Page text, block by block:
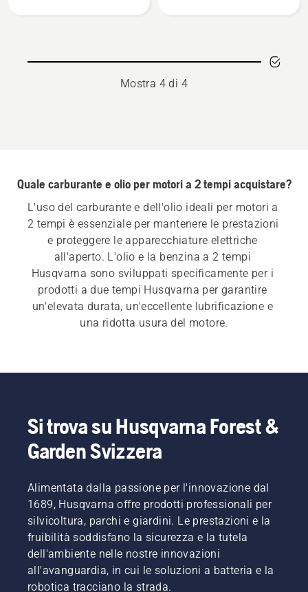
Mostra 4 di 4
Quale carburante e olio per motori a 2 tempi acquistare?
L'uso del carburante e dell'olio ideali per motori a
2 tempi è essenziale per mantenere le prestazioni
e proteggere le apparecchiature elettriche
all'aperto. L'olio e la benzina a 2 tempi
Husqvarna sono sviluppati specificamente per i
prodotti a due tempi Husqvarna per garantire
un'elevata durata, un'eccellente lubrificazione e
una ridotta usura del motore.
Si trova su Husqvarna Forest &
Garden Svizzera
Alimentata dalla passione per l'innovazione dal
1689, Husqvarna offre prodotti professionali per
silvicoltura, parchi e giardini. Le prestazioni e la
fruibilità soddisfano la sicurezza e la tutela
dell'ambiente nelle nostre innovazioni
all'avanguardia, in cui le soluzioni a batteria e la
robotica tracciano la strada.